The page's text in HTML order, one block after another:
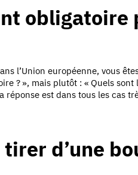
obligatoire
l’Union européenne, vous
? », mais plutôt : « Quels sont
réponse est dans tous les cas
d’une